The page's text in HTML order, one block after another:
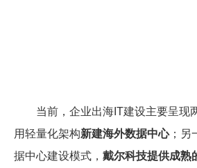
当前，企业出海IT建设主要呈现
用轻量化架构新建海外数据中心；另
据中心建设模式， 戴尔科技提供成熟